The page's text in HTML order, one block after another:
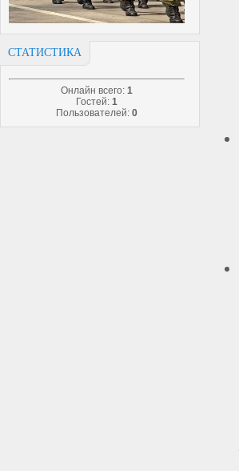
СТАТИСТИКА
Онлайн всего: 1
Гостей: 1
Пользователей: 0